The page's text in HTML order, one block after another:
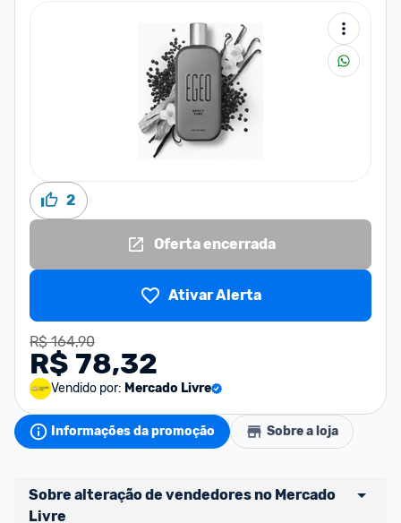
2
Oferta encerrada
Ativar Alerta
R$ 164,90
R$ 78,32
Vendido por: Mercado Livre
Informações da promoção Sobre a loja
Sobre alteração de vendedores no Mercado
Livre